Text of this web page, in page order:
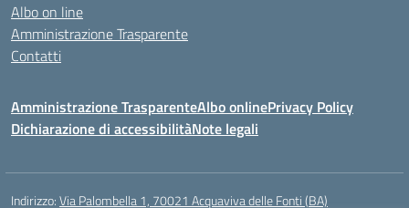
Albo on line
Amministrazione Trasparente
Contatti
Amministrazione TrasparenteAlbo onlinePrivacy Policy
Dichiarazione di accessibilitàNote legali
Indirizzo:Via Palombella 1, 70021 Acquaviva delle Fonti (BA)